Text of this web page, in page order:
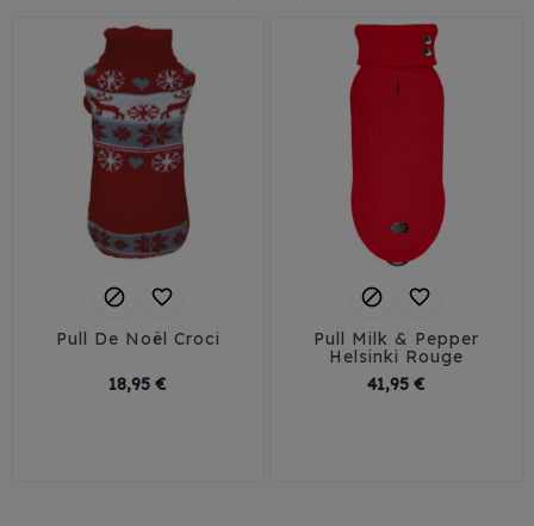
 
Pull De Noël Croci
18,95 €
 
Pull Milk & Pepper
Helsinki Rouge
41,95 €Prix